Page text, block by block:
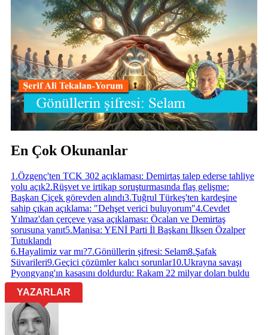
En Çok Okunanlar
1 .Özgenç'ten TCK 302 açıklaması: Demirtaş talep ederse tahliye
yolu açık2.Rüşvet ve irtikap soruşturmasında flaş gelişme:
Başkan Çiçek görevden alındı3.Tuğrul Türkeş'ten kardeşine
sahip çıkan açıklama: "Dehşet verici buluyorum"4.Cevdet
Yılmaz'dan çerçeve yasa açıklaması: Öcalan ve Demirtaş
sorusuna yanıt5.Manisa: YENİ Parti İl Başkanı İlksen Özalper
Tutuklandı
6.Hayalimiz var mı?7.Gönüllerin şifresi: Selam8.Şafak
Süvarileri9.Geçici çözümler kalıcı sorunlar10.Ukrayna savaşı
Pyongyang'ın kasasını doldurdu: Rakam 22 milyar doları buldu
YAZARLAR